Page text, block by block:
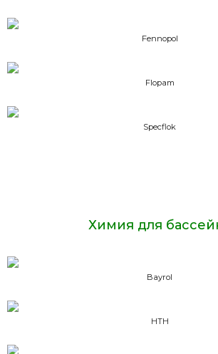
Fennopol
Flopam
Specflok
Химия для
Bayrol
HTH